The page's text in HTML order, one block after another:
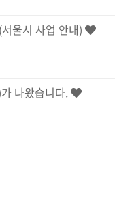
울시 사업 안내)
나왔습니다.